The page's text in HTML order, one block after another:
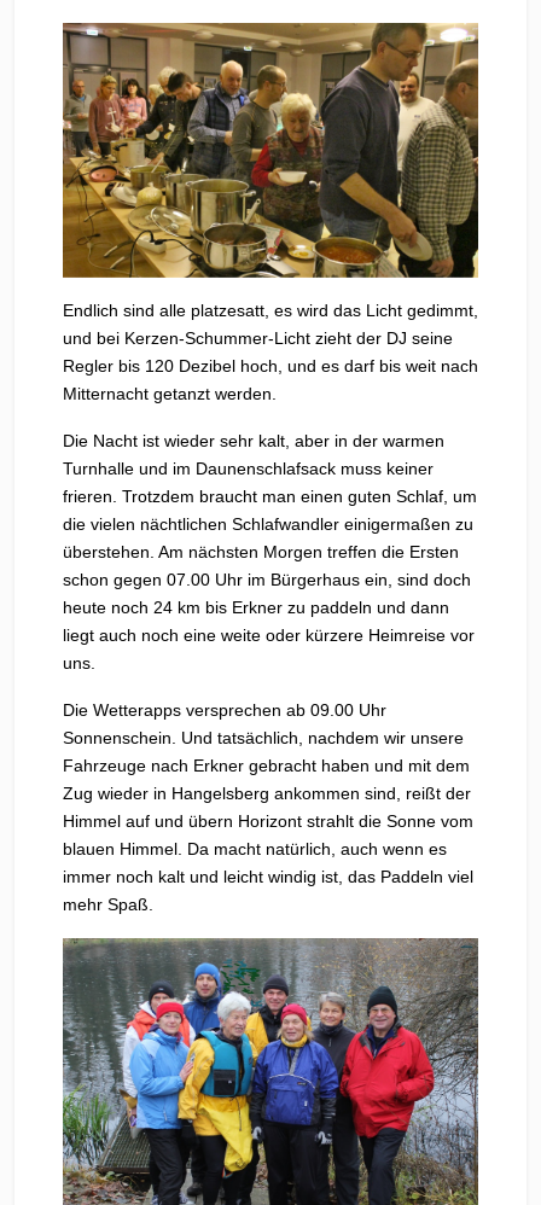
Endlich sind alle platzesatt, es wird das Licht gedimmt,
und bei Kerzen-Schummer-Licht zieht der DJ seine
Regler bis 120 Dezibel hoch, und es darf bis weit nach
Mitternacht getanzt werden.
Die Nacht ist wieder sehr kalt, aber in der warmen
Turnhalle und im Daunenschlafsack muss keiner
frieren. Trotzdem braucht man einen guten Schlaf, um
die vielen nächtlichen Schlafwandler einigermaßen zu
überstehen. Am nächsten Morgen treffen die Ersten
schon gegen 07.00 Uhr im Bürgerhaus ein, sind doch
heute noch 24 km bis Erkner zu paddeln und dann
liegt auch noch eine weite oder kürzere Heimreise vor
uns.
Die Wetterapps versprechen ab 09.00 Uhr
Sonnenschein. Und tatsächlich, nachdem wir unsere
Fahrzeuge nach Erkner gebracht haben und mit dem
Zug wieder in Hangelsberg ankommen sind, reißt der
Himmel auf und übern Horizont strahlt die Sonne vom
blauen Himmel. Da macht natürlich, auch wenn es
immer noch kalt und leicht windig ist, das Paddeln viel
mehr Spaß.